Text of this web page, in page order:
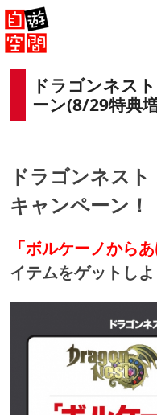
Skip
to
content
ドラゴンネス
ーン(8/29特典
ドラゴンネス
キャンペーン！
「ボルケーノからあ
イテムをゲットしよ
English 中文